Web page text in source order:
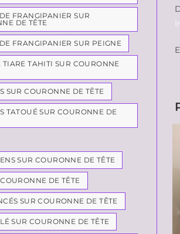
FRANGIPANIER SUR
DE TÊTE
FRANGIPANIER SUR PEIGNE
TIARE TAHITI SUR COURONNE
SUR COURONNE DE TÊTE
TATOUÉ SUR COURONNE DE
SUR COURONNE DE TÊTE
DE TÊTE
SUR COURONNE DE TÊTE
SUR COURONNE DE TÊTE